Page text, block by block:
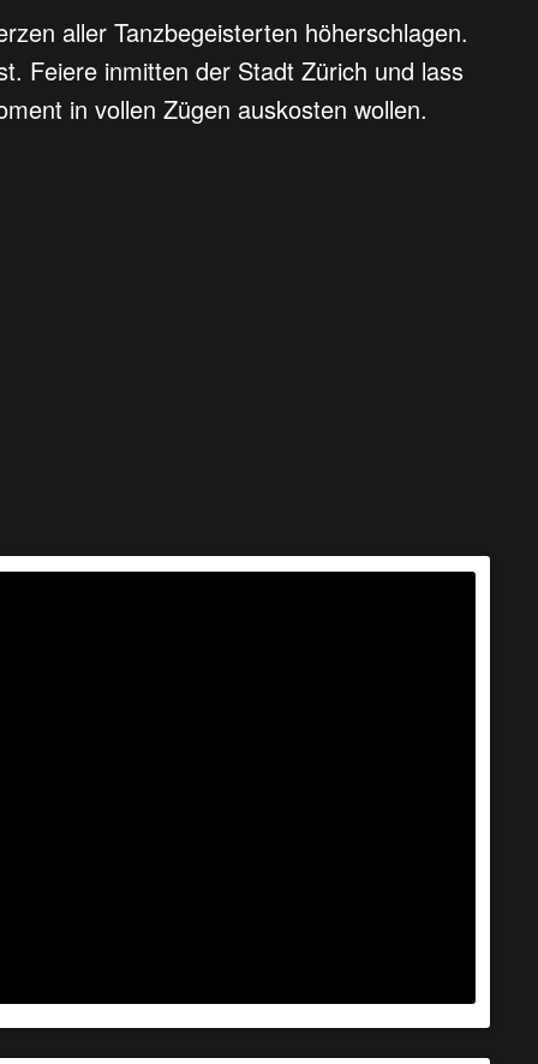
aller Tanzbegeisterten höherschlagen.
Feiere inmitten der Stadt Zürich und lass
in vollen Zügen auskosten wollen.